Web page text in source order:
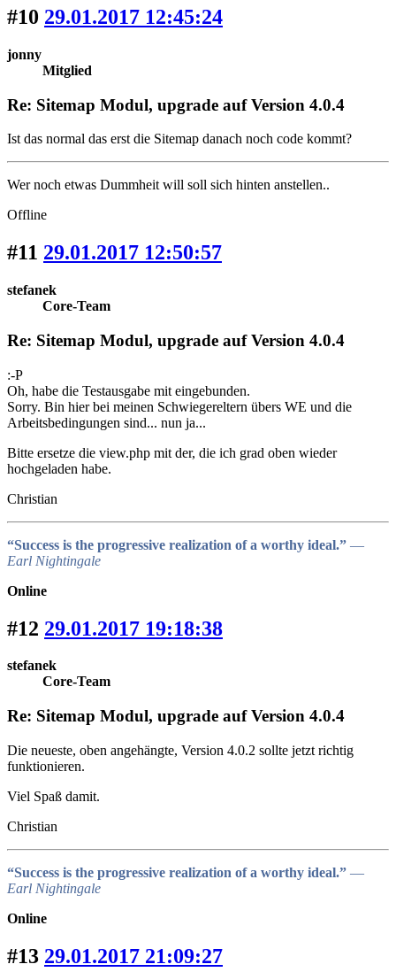
#10 29.01.2017 12:45:24
jonny
Mitglied
Re: Sitemap Modul, upgrade auf Version 4.0.4
Ist das normal das erst die Sitemap danach noch code kommt?
Wer noch etwas Dummheit will soll sich hinten anstellen..
Offline
#11 29.01.2017 12:50:57
stefanek
Core-Team
Re: Sitemap Modul, upgrade auf Version 4.0.4
:-P
Oh, habe die Testausgabe mit eingebunden.
Sorry. Bin hier bei meinen Schwiegereltern übers WE und die
Arbeitsbedingungen sind... nun ja...
Bitte ersetze die view.php mit der, die ich grad oben wieder
hochgeladen habe.
Christian
“Success is the progressive realization of a worthy ideal.” ―
Earl Nightingale
Online
#12 29.01.2017 19:18:38
stefanek
Core-Team
Re: Sitemap Modul, upgrade auf Version 4.0.4
Die neueste, oben angehängte, Version 4.0.2 sollte jetzt richtig
funktionieren.
Viel Spaß damit.
Christian
“Success is the progressive realization of a worthy ideal.” ―
Earl Nightingale
Online
#13 29.01.2017 21:09:27